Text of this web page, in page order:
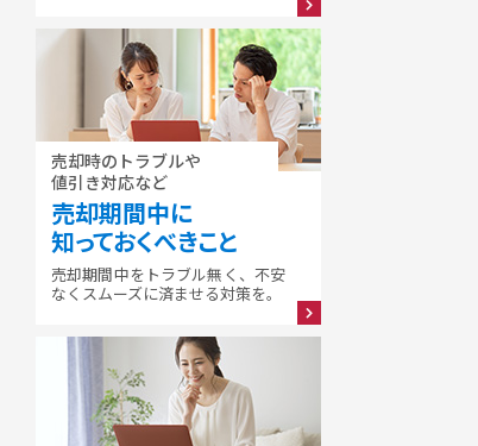
売却時のトラブルや
値引き対応など
売却期間中に
知っておくべきこと
売却期間中をトラブル無く、不安
なくスムーズに済ませる対策を。